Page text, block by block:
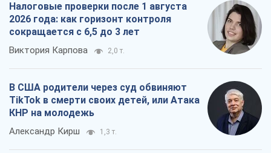
Налоговые проверки после 1 августа
2026 года: как горизонт контроля
сокращается с 6,5 до 3 лет
Виктория Карпова 2,0 т.
В США родители через суд обвиняют
TikTok в смерти своих детей, или Атака
КНР на молодежь
Александр Кирш 1,3 т.